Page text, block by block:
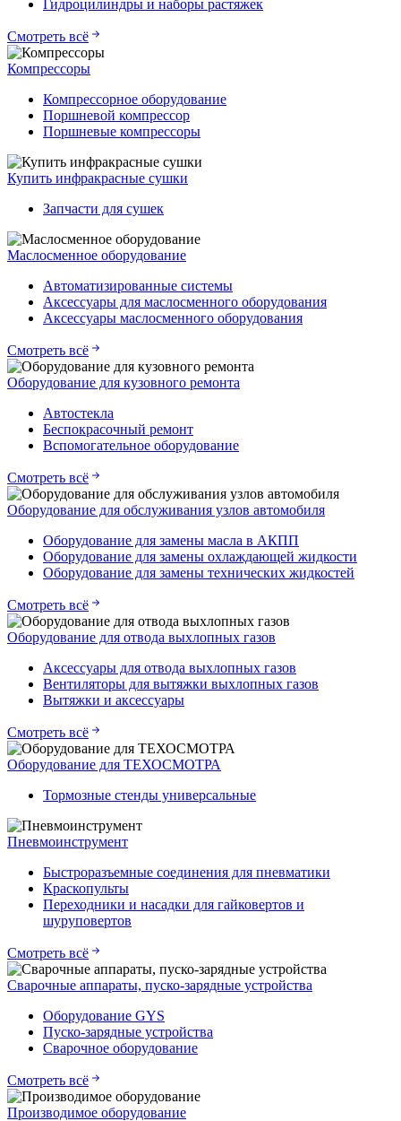
Гидроцилиндры и наборы растяжек
Смотреть всё
Компрессоры
Компрессорное оборудование
Поршневой компрессор
Поршневые компрессоры
Купить инфракрасные сушки
Запчасти для сушек
Маслосменное оборудование
Автоматизированные системы
Аксессуары для маслосменного оборудования
Аксессуары маслосменного оборудования
Смотреть всё
Оборудование для кузовного ремонта
Автостекла
Беспокрасочный ремонт
Вспомогательное оборудование
Смотреть всё
Оборудование для обслуживания узлов автомобиля
Оборудование для замены масла в АКПП
Оборудование для замены охлаждающей жидкости
Оборудование для замены технических жидкостей
Смотреть всё
Оборудование для отвода выхлопных газов
Аксессуары для отвода выхлопных газов
Вентиляторы для вытяжки выхлопных газов
Вытяжки и аксессуары
Смотреть всё
Оборудование для ТЕХОСМОТРА
Тормозные стенды универсальные
Пневмоинструмент
Быстроразъемные соединения для пневматики
Краскопульты
Переходники и насадки для гайковертов и
шуруповертов
Смотреть всё
Сварочные аппараты, пуско-зарядные устройства
Оборудование GYS
Пуско-зарядные устройства
Сварочное оборудование
Смотреть всё
Производимое оборудование